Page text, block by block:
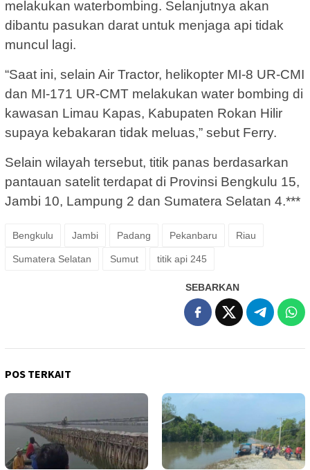
melakukan waterbombing. Selanjutnya akan
dibantu pasukan darat untuk menjaga api tidak
muncul lagi.
“Saat ini, selain Air Tractor, helikopter MI-8 UR-CMI
dan MI-171 UR-CMT melakukan water bombing di
kawasan Limau Kapas, Kabupaten Rokan Hilir
supaya kebakaran tidak meluas,” sebut Ferry.
Selain wilayah tersebut, titik panas berdasarkan
pantauan satelit terdapat di Provinsi Bengkulu 15,
Jambi 10, Lampung 2 dan Sumatera Selatan 4.***
Bengkulu Jambi Padang Pekanbaru Riau
Sumatera Selatan Sumut titik api 245
SEBARKAN
POS TERKAIT